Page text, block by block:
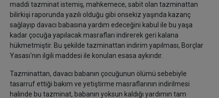
maddi tazminat istemiş, mahkemece, sabit olan tazminattan
bilirkişi raporunda yazılı olduğu gibi onsekiz yaşında kazanç
sağlayıp davacı babasına yardım edeceğini kabul ile bu yaşa
kadar çocuğa yapılacak masrafları indirerek geri kalana
hükmetmiştir. Bu şekilde tazminattan indirim yapılması, Borçlar
Yasası'nın ilgili maddesi ile konulan esasa aykırıdır.
Tazminattan, davacı babanın çocuğunun ölümü sebebiyle
tasarruf ettiği bakım ve yetiştirme masraflarının indirilmesi
halinde bu tazminat, babanın yoksun kaldığı yardımın tam